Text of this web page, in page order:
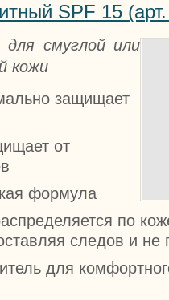
SPF 15
смуглой или
кожи
защищает
от
формула
по
следов и не
для